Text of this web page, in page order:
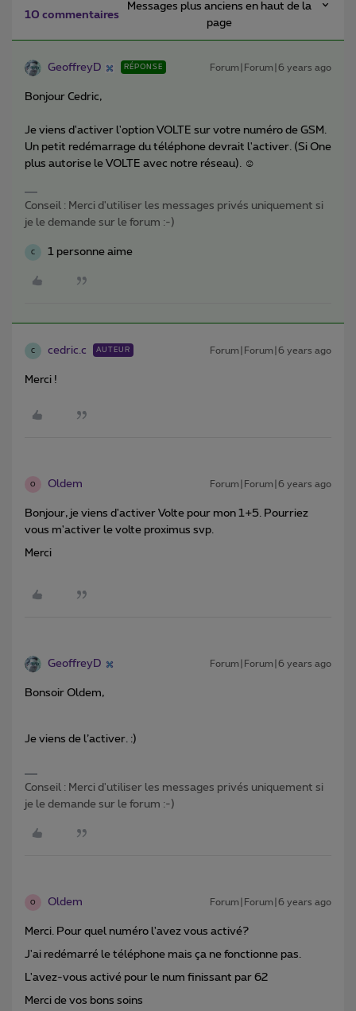
10 commentaires
Messages plus anciens en haut de la
page
GeoffreyD RÉPONSE Forum|Forum|6 years ago
Bonjour Cedric,
Je viens d'activer l'option VOLTE sur votre numéro de GSM.
Un petit redémarrage du téléphone devrait l'activer. (Si One
plus autorise le VOLTE avec notre réseau). ☺️
Conseil : Merci d'utiliser les messages privés uniquement si
je le demande sur le forum :-)
C 1 personne aime
C cedric.c AUTEUR Forum|Forum|6 years ago
Merci !
O Oldem Forum|Forum|6 years ago
Bonjour, je viens d'activer Volte pour mon 1+5. Pourriez
vous m'activer le volte proximus svp.
Merci
GeoffreyD Forum|Forum|6 years ago
Bonsoir Oldem,
Je viens de l’activer. :)
Conseil : Merci d'utiliser les messages privés uniquement si
je le demande sur le forum :-)
O Oldem Forum|Forum|6 years ago
Merci. Pour quel numéro l'avez vous activé?
J'ai redémarré le téléphone mais ça ne fonctionne pas.
L'avez-vous activé pour le num finissant par 62
Merci de vos bons soins